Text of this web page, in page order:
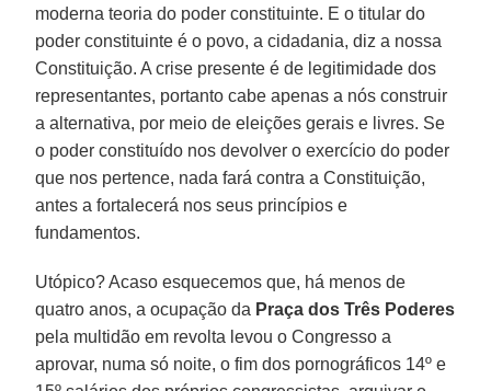
moderna teoria do poder constituinte. E o titular do
poder constituinte é o povo, a cidadania, diz a nossa
Constituição. A crise presente é de legitimidade dos
representantes, portanto cabe apenas a nós construir
a alternativa, por meio de eleições gerais e livres. Se
o poder constituído nos devolver o exercício do poder
que nos pertence, nada fará contra a Constituição,
antes a fortalecerá nos seus princípios e
fundamentos.
Utópico? Acaso esquecemos que, há menos de
quatro anos, a ocupação da Praça dos Três Poderes
pela multidão em revolta levou o Congresso a
aprovar, numa só noite, o fim dos pornográficos 14º e